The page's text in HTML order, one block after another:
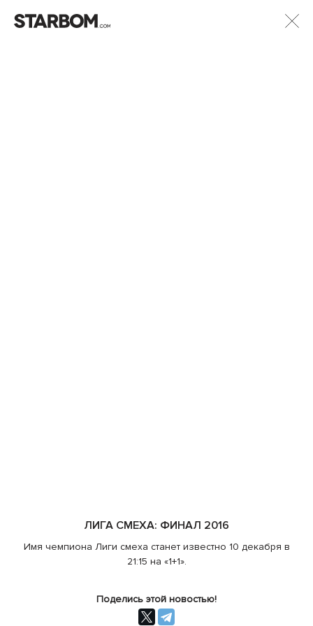
ЛИГА СМЕХА: ФИНАЛ 2016
Имя чемпиона Лиги смеха станет известно 10 декабря в
21:15 на «1+1».
Поделись этой новостью!